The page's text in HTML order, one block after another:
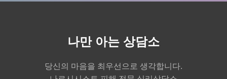
나만 아는 상담소
당신의 마음을 최우선으로 생각합니다.